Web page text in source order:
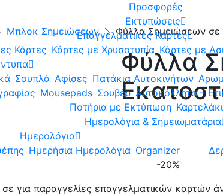
Προσφορές
Εκτυπώσεις
Επαγγελματικές Κάρτες
Κάρτες Κάρτες με Χρυσοτυπία Κάρτες με
Σουπλά Αφίσες Πατάκια Αυτοκινήτων
Mousepads Σουβέρ Αυτοκόλλητα –
Ποτήρια με Εκτύπωση
Ημερολόγια & Σημειωματάρια
Ημερολόγια
Ημερήσια Ημερολόγια Organizer
-20%
σε για παραγγελίες επαγγελματικών καρτών
Μπλοκ Σημειώσεων Φύλλα Σημειώσεων σε
Φύλλα